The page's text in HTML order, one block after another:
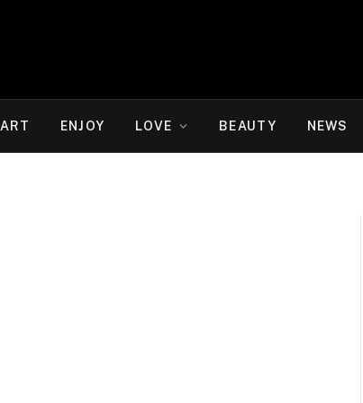
ART ENJOY LOVE BEAUTY NEWS